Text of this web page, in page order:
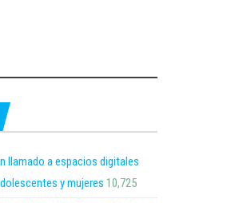
llamado a espacios digitales
y mujeres 10,725